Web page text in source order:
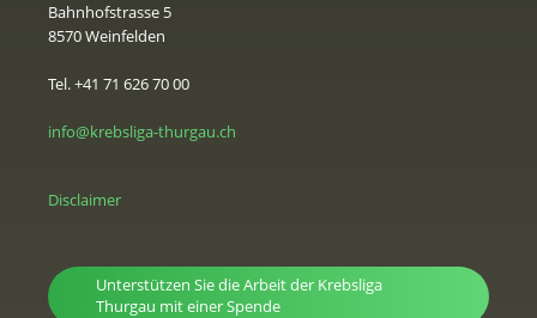
Bahnhofstrasse 5
8570 Weinfelden
Tel. +41 71 626 70 00
info@krebsliga-thurgau.ch
Disclaimer
Unterstützen Sie die Arbeit der Krebsliga
Thurgau mit einer Spende